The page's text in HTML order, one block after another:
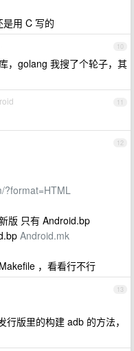
用 C 写的
10
，golang 我搜了个轮子，其
11
12
?format=HTML
版 只有 Android.bp
Android.mk
，看看行不行
13
版里的构建 adb 的方法，